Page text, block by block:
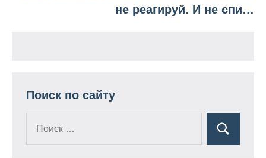
не реагируй. И не спи…
Поиск по сайту
Поиск